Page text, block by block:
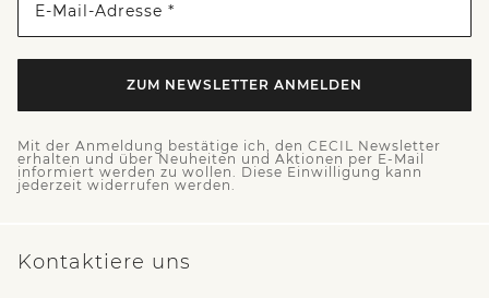
E-Mail-Adresse *
ZUM NEWSLETTER ANMELDEN
Mit der Anmeldung bestätige ich, den CECIL Newsletter
erhalten und über Neuheiten und Aktionen per E-Mail
informiert werden zu wollen. Diese Einwilligung kann
jederzeit widerrufen werden.
Kontaktiere uns